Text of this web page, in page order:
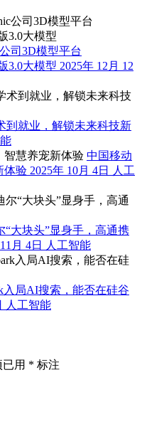
司3D模型平台
3.0大模型 2025年 12月 12
到就业，解锁未来科技新
中国移动
体验 2025年 10月 4日
人工
大块头”显身手，高通携
月 4日 人工智能
入局AI搜索，能否在硅谷
人工智能
用 * 标注